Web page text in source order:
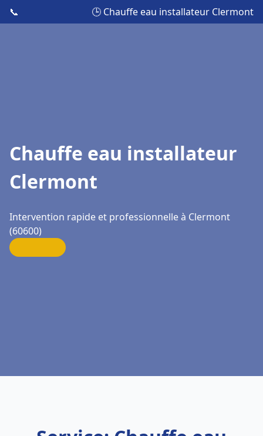
📞 🕒 Chauffe eau installateur Clermont
Chauffe eau installateur
Clermont
Intervention rapide et professionnelle à Clermont
(60600)